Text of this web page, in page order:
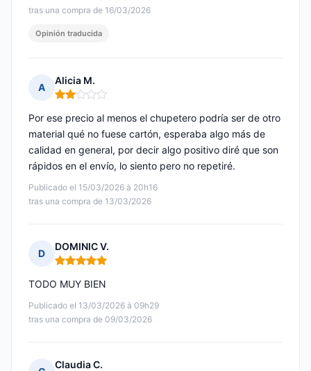
tras una compra de 16/03/2026
Opinión traducida
A
Alicia M.
Nota: 2 de 5
Publicado el 15/03/2026 à 20h16
tras una compra de 13/03/2026
Por ese precio al menos el chupetero podría ser de otro
material qué no fuese cartón, esperaba algo más de
calidad en general, por decir algo positivo diré que son
rápidos en el envío, lo siento pero no repetiré.
D
DOMINIC V.
Nota: 5 de 5
Publicado el 13/03/2026 à 09h29
tras una compra de 09/03/2026
TODO MUY BIEN
Claudia C.